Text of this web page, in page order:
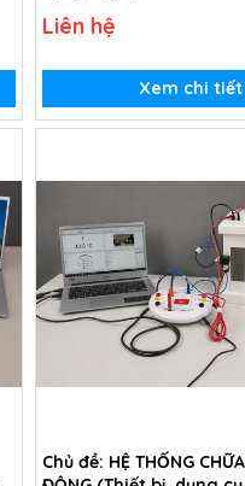
Liên hệ
Xem chi tiết
Chủ đề: HỆ THỐNG